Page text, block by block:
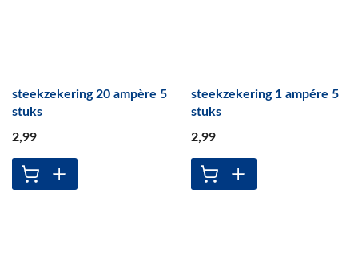
steekzekering 20 ampère 5
stuks
2,99
steekzekering 1 ampére 5
stuks
2,99